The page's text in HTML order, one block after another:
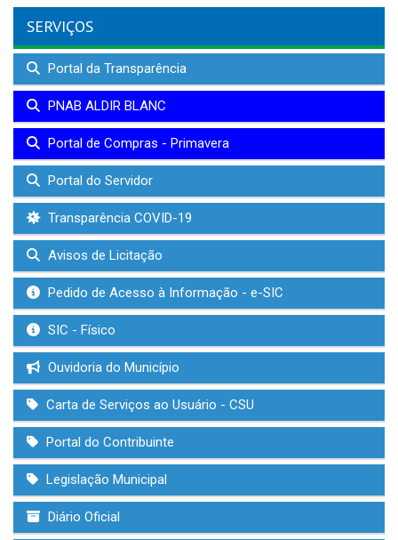
SERVIÇOS
Portal da Transparência
PNAB ALDIR BLANC
Portal de Compras - Primavera
Portal do Servidor
Transparência COVID-19
Avisos de Licitação
Pedido de Acesso à Informação - e-SIC
SIC - Físico
Ouvidoria do Município
Carta de Serviços ao Usuário - CSU
Portal do Contribuinte
Legislação Municipal
Diário Oficial